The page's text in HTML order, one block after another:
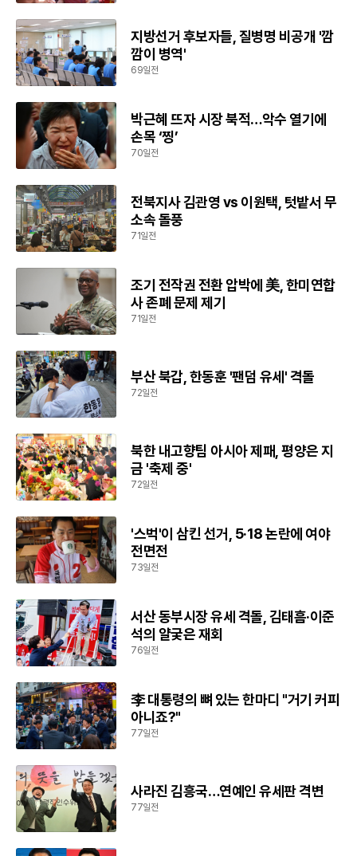
지방선거 후보자들, 질병명 비공개 '깜
깜이 병역'
69일전
박근혜 뜨자 시장 북적…악수 열기에
손목 ‘찡’
70일전
전북지사 김관영 vs 이원택, 텃밭서 무
소속 돌풍
71일전
조기 전작권 전환 압박에 美, 한미연합
사 존폐 문제 제기
71일전
부산 북갑, 한동훈 '팬덤 유세' 격돌
72일전
북한 내고향팀 아시아 제패, 평양은 지
금 '축제 중'
72일전
'스벅'이 삼킨 선거, 5·18 논란에 여야
전면전
73일전
서산 동부시장 유세 격돌, 김태흠·이준
석의 얄궂은 재회
76일전
李 대통령의 뼈 있는 한마디 "거기 커피
아니죠?"
77일전
사라진 김흥국…연예인 유세판 격변
77일전